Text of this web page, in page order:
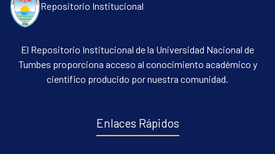
Communities & Collections
Repositorio Institucional
El Repositorio Institucional de la Universidad Nacional de
Tumbes proporciona acceso al conocimiento académico y
científico producido por nuestra comunidad.
Enlaces Rápidos